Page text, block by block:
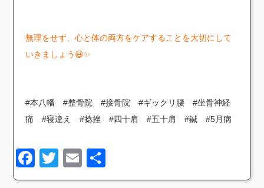
無理をせず、心と体の両方をケアすることを大切にして
いきましょう😃✨️
#本八幡 #整骨院 #接骨院 #ギックリ腰 #坐骨神経
痛 #寝違え #捻挫 #四十肩 #五十肩 #鍼 #5月病
Facebook
TwitterEmail
有